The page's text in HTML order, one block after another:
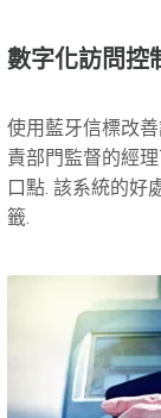
數字化訪問控
使用藍牙信標改
責部門監督的經
口點. 該系統的好
籤.